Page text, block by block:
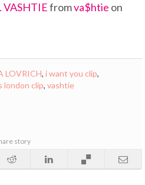
VASHTIEfromva$htie on
LOVRICH, i want you clip,
london clip, vashtie
story